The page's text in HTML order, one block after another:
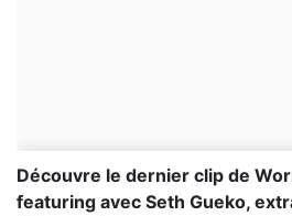
Découvre le dernier clip de
featuring avec Seth Gueko,